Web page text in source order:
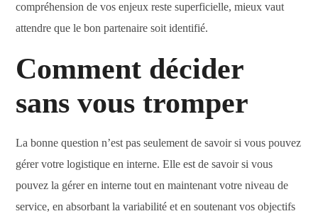
compréhension de vos enjeux reste superficielle, mieux vaut
attendre que le bon partenaire soit identifié.
Comment décider
sans vous tromper
La bonne question n’est pas seulement de savoir si vous pouvez
gérer votre logistique en interne. Elle est de savoir si vous
pouvez la gérer en interne tout en maintenant votre niveau de
service, en absorbant la variabilité et en soutenant vos objectifs